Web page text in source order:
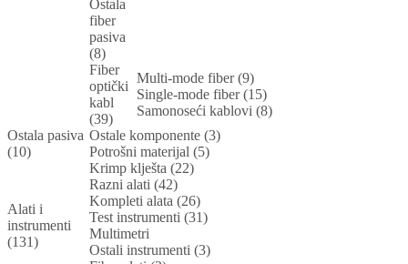
Ostala
fiber
pasiva
(8)
Fiber
optički
kabl
(39)
Multi-mode fiber (9)
Single-mode fiber (15)
Samonoseći kablovi (8)
Ostala pasiva
(10)
Ostale komponente (3)
Potrošni materijal (5)
Alati i
instrumenti
(131)
Krimp klješta (22)
Razni alati (42)
Kompleti alata (26)
Test instrumenti (31)
Multimetri
Ostali instrumenti (3)